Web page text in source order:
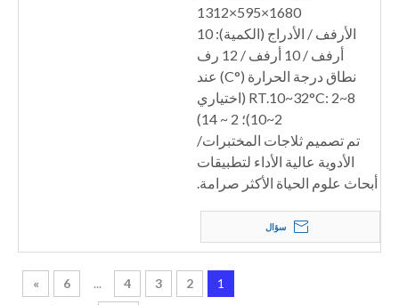
1680×595×1312
الأرفف / الأدراج (الكمية): 10
أرفف / 10 أرفف / 12 رف
نطاق درجة الحرارة (°C) عند
RT.10~32°C: 2~8 (اختياري
2~10)؛ 2 ~ 14)
تم تصميم ثلاجات المختبرات/
الأدوية عالية الأداء لتطبيقات
أبحاث علوم الحياة الأكثر صرامة.
سؤال
1
2
3
4
...
6
»